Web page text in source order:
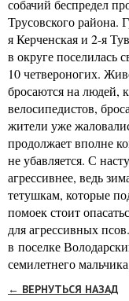
собачий беспредел
Трусовского
я Керченская и 2-я
в округе поселилась
10 четвероногих.
бросаются на людей,
велосипедистов,
жители уже
продолжает вполне
не убавляется. С
агрессивнее, ведь
тетушкам, которые
помоек стоит
для агрессивных
в поселке
семилетнего
← ВЕРНУТЬСЯ НАЗАД